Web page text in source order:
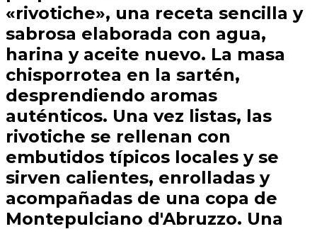
«rivotiche», una receta sencilla y
sabrosa elaborada con agua,
harina y aceite nuevo. La masa
chisporrotea en la sartén,
desprendiendo aromas
auténticos. Una vez listas, las
rivotiche se rellenan con
embutidos típicos locales y se
sirven calientes, enrolladas y
acompañadas de una copa de
Montepulciano d'Abruzzo. Una